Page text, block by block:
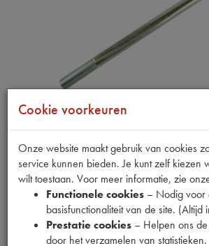
Productnummer
6300019
Prijs
Cookie voorkeuren
Onze website maakt gebruik van cookies
service kunnen bieden. Je kunt zelf kiezen
wilt toestaan. Voor meer informatie, zie
Functionele cookies – Nodig voor
basisfunctionaliteit van de site. (Altijd
Prestatie cookies – Helpen ons
door het verzamelen van statistieken.